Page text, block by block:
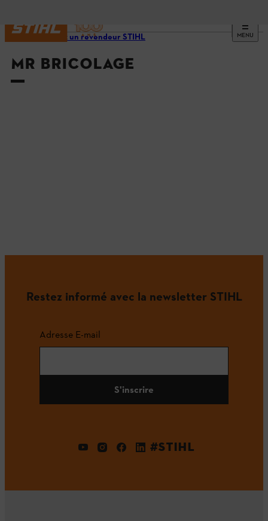
MENU
Trouvez un revendeur STIHL
MR BRICOLAGE
Restez informé avec la newsletter STIHL
Adresse E-mail
S'inscrire
#STIHL